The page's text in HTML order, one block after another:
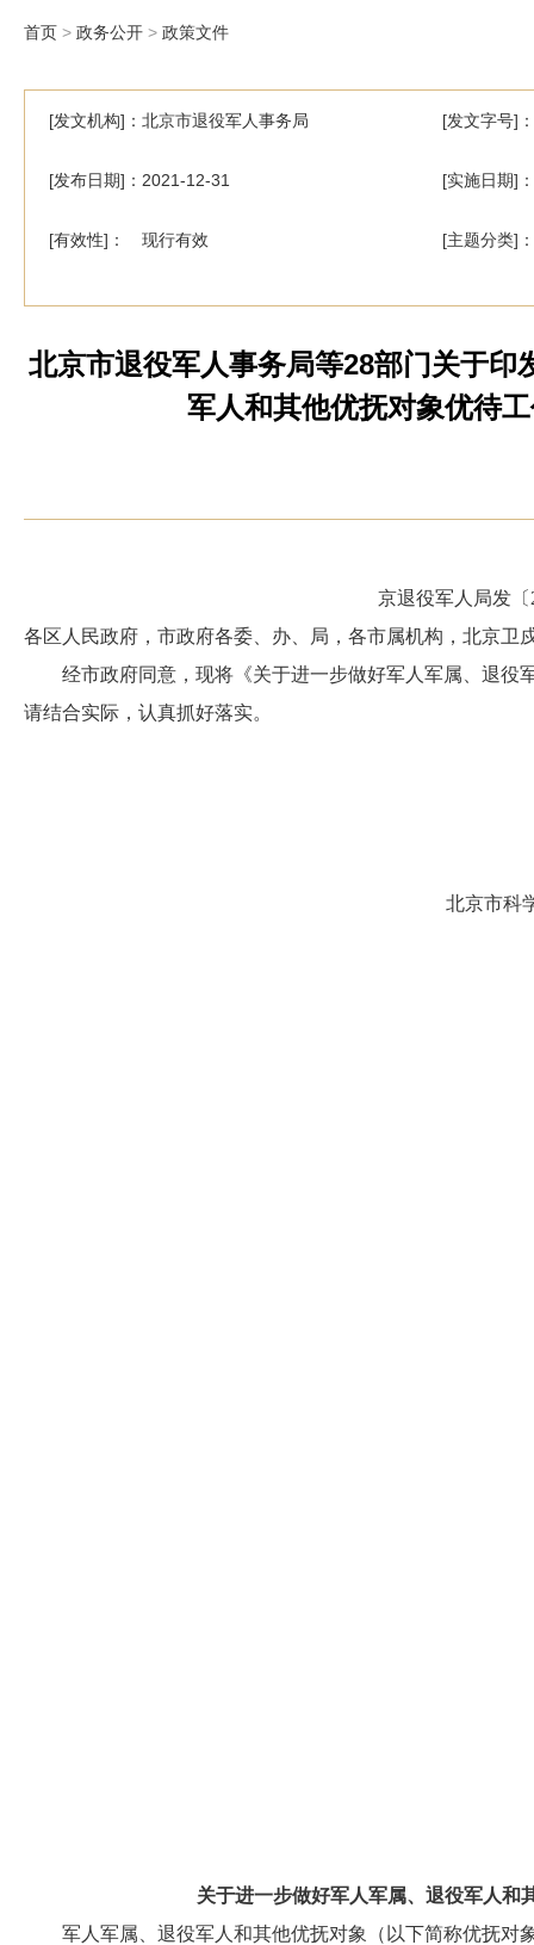
首页 > 政务公开 > 政策文件
[发文机构]：北京市退役军人事务局 [发文字号]
[发布日期]：2021-12-31 [实施日期]
[有效性]： 现行有效 [主题分类]
北京市退役军人事务局等28部门关于
军人和其他优抚对象优待
京退役军人局发〔
各区人民政府，市政府各委、办、局，各市属机构，北京卫
经市政府同意，现将《关于进一步做好军人军属、退役
请结合实际，认真抓好落实。
北京市
关于进一步做好军人军属、退役军人和
军人军属、退役军人和其他优抚对象（以下简称优抚对